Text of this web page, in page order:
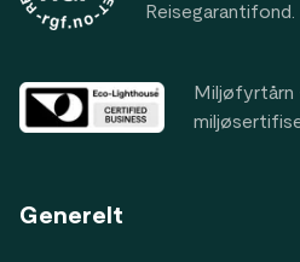
Reisegarantifond.
Miljøfyrtårn
Generelt